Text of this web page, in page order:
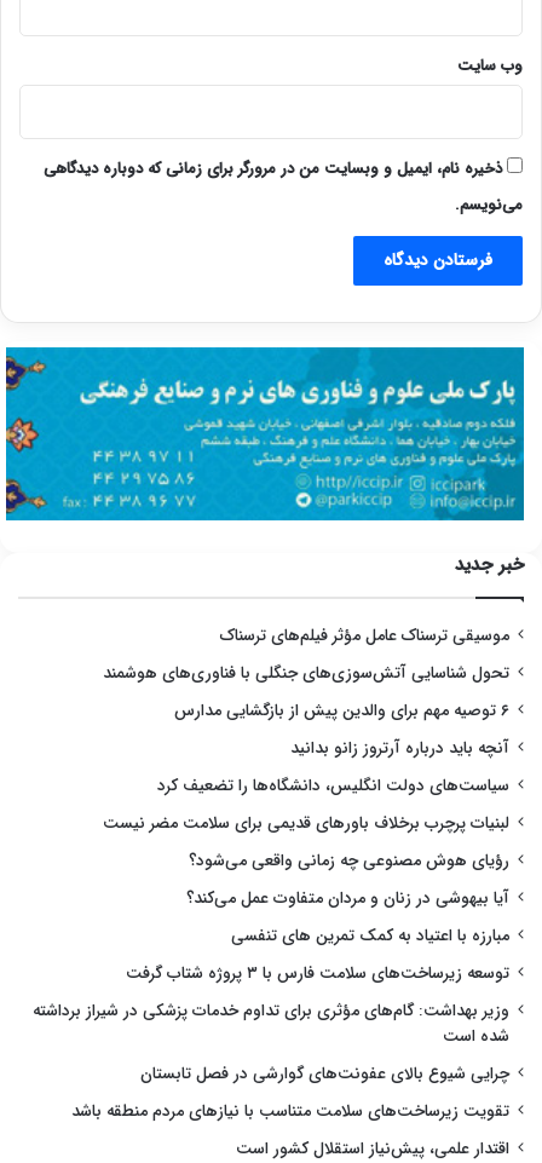
وب‌ سایت
ذخیره نام، ایمیل و وبسایت من در مرورگر برای زمانی که دوباره دیدگاهی
می‌نویسم.
خبر جدید
موسیقی ترسناک عامل مؤثر فیلم‌های ترسناک
تحول شناسایی آتش‌سوزی‌های جنگلی با فناوری‌های هوشمند
۶ توصیه مهم برای والدین پیش از بازگشایی مدارس
آنچه باید درباره آرتروز زانو بدانید
سیاست‌های دولت انگلیس، دانشگاه‌ها را تضعیف کرد
لبنیات پرچرب برخلاف باورهای قدیمی برای سلامت مضر نیست
رؤیای هوش مصنوعی چه زمانی واقعی می‌شود؟
آیا بیهوشی در زنان و مردان متفاوت عمل می‌کند؟
مبارزه با اعتیاد به کمک تمرین های تنفسی
توسعه زیرساخت‌های سلامت فارس با ۳ پروژه شتاب گرفت
وزیر بهداشت: گام‌های مؤثری برای تداوم خدمات پزشکی در شیراز برداشته
شده است
چرایی شیوع بالای عفونت‌های گوارشی در فصل تابستان
تقویت زیرساخت‌های سلامت متناسب با نیازهای مردم منطقه باشد
اقتدار علمی، پیش‌نیاز استقلال کشور است